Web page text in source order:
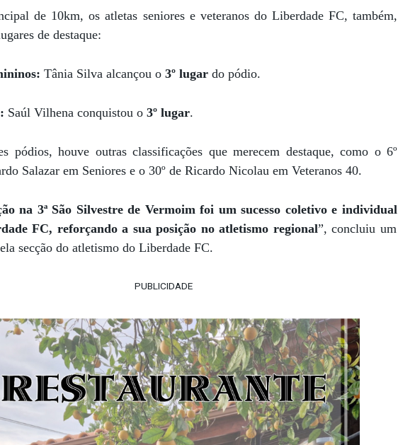
de 10km, os atletas seniores e veteranos do Liberdade FC, também,
de destaque:
Tânia Silva alcançou o 3º lugar do pódio.
Saúl Vilhena conquistou o 3º lugar.
pódios, houve outras classificações que merecem destaque, como o 6º
Salazar em Seniores e o 30º de Ricardo Nicolau em Veteranos 40.
na 3ª São Silvestre de Vermoim foi umsucesso coletivo e individual
FC, reforçando a sua posição no atletismo regional”, concluiu um
secção do atletismo do Liberdade FC.
PUBLICIDADE